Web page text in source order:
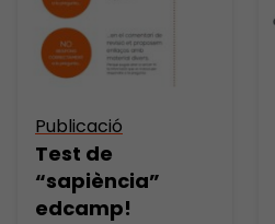
Publicació
Test de
“sapiència”
edcamp!